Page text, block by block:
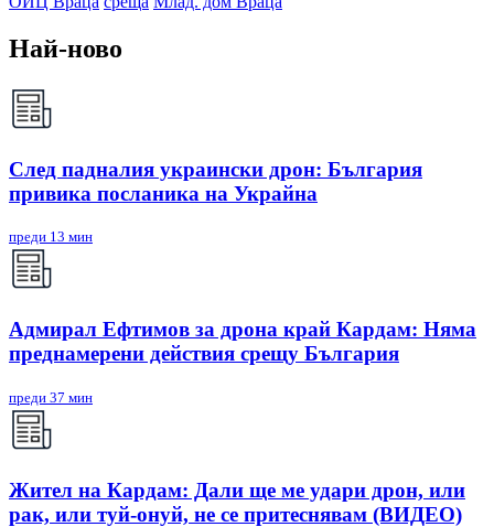
Най-ново
След падналия украински дрон: България
привика посланика на Украйна
преди 13 мин
Адмирал Ефтимов за дрона край Кардам: Няма
преднамерени действия срещу България
преди 37 мин
Жител на Кардам: Дали ще ме удари дрон, или
рак, или туй-онуй, не се притеснявам (ВИДЕО)